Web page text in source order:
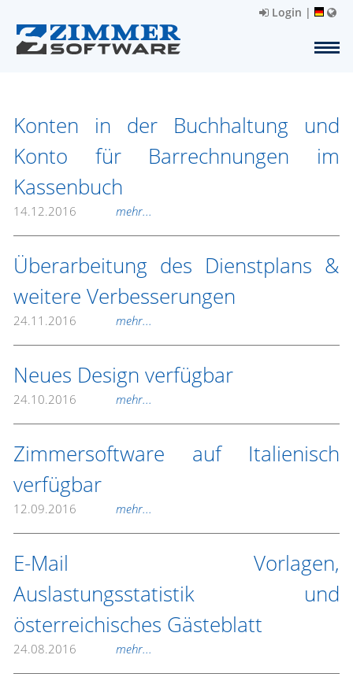
Login |
Konten in der Buchhaltung und
Konto für Barrechnungen im
Kassenbuch
14.12.2016 mehr...
Überarbeitung des Dienstplans &
weitere Verbesserungen
24.11.2016 mehr...
Neues Design verfügbar
24.10.2016 mehr...
Zimmersoftware auf Italienisch
verfügbar
12.09.2016 mehr...
E-Mail Vorlagen,
Auslastungsstatistik und
österreichisches Gästeblatt
24.08.2016 mehr...